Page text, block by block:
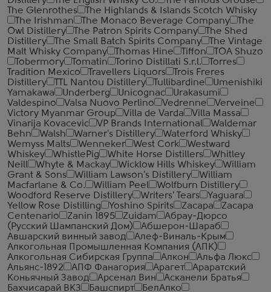
The Glenrothes
The Highlands & Islands Scotch Whisky
The Irishman
The Monaco Beverage Company
The
Owl Distillery
The Patron Spirits Company
The Shed
Distillery
The Small Batch Spirits Company
The Vintage
Malt Whisky Company
Thomas Hine Tiffon
TOA Shuzo
Tobermory
Tomatin Torino Distillati S.r.l.
Torres
Tradition Mexico
Travellers Liquors
Trois Freres
Distillery
TTL Nantou Distillery Tullibardine
Umenishiki
Yamakawa
Underberg Unicognac
Urakasumi
Valdespino
Valsa Nuovo Perlino Vedrenne
Verveine
Victory Myanmar Group
Villa de Varda
Villa Massa
Vinarija Kovacevic
VP Brands International
Waldemar
Behn
Walsh Warner's Distillery
Waterford Whisky
Wemyss Malts
Wenneker West Cork
Westward
Whiskey
WhistlePig White Horse Distillers
Whitley
Neill
Whyte & Mackay Wicklow Hills Whiskey
William
Grant & Sons
William Lawson's Distillery
William
Macfarlane & Co.
William Peel
Wolfburn Distillery
Woodford Reserve Distillery
Writers' Tears
Yaguara
Yellow Rose Distilling
Yoshino Spirits Zacapa
Zacapa
Centenario
Zanin 1895 Zuidam
Абрау-Дюрсо
(Русский Шампанский Дом)
Абшерон-Шараб
Авшарский винный завод
Алеф-Виналь-Крым
Алкогольная Промышленная Компания (АПК)
Алкогольная Сибирская Группа
Алкон
Альфа Люкс
Альянс-1892
АПФ Фанагория Арагет
Араратский
Коньячный Завод
Арсенал Вин
Асканели Братья
Бахчисарай ВКЗ
Башспирт БелАлко